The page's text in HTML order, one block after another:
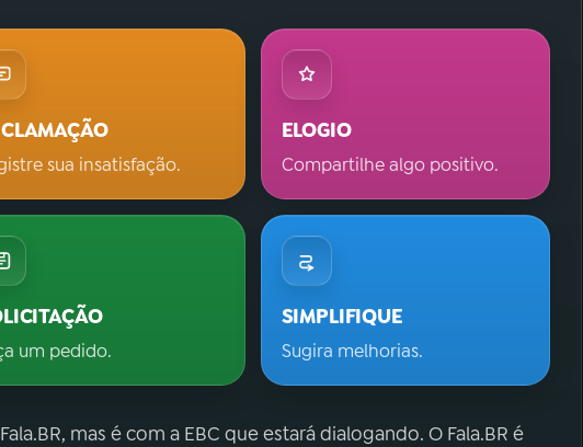
sua insatisfação.
ELOGIO
Compartilhe algo positivo.
um pedido.
SIMPLIFIQUE
Sugira melhorias.
mas é com a EBC que estará dialogando. O Fala.BR é